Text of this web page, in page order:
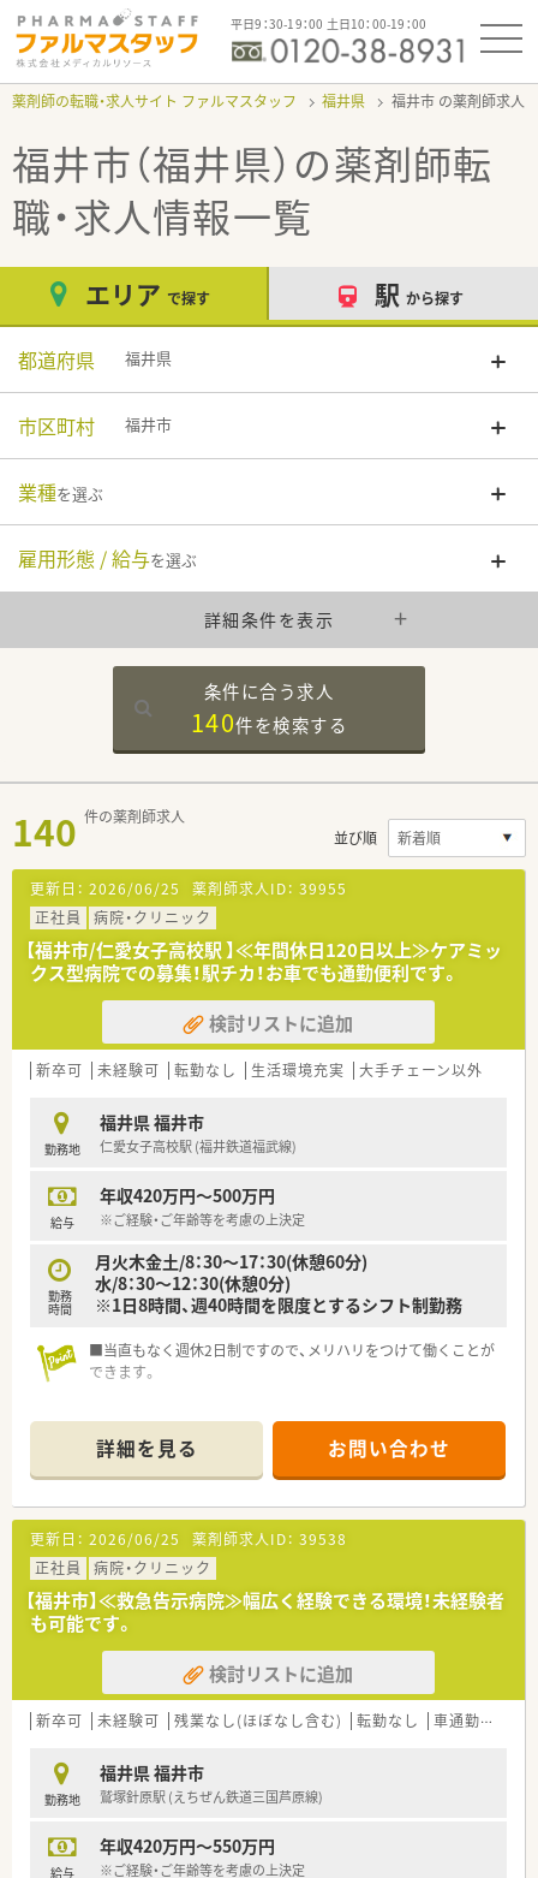
平日9：30-19：00 土日10：00-19：00
薬剤師の転職・求人サイト ファルマスタッフ 福井県 福井市
福井市（福井県） の薬剤師転
職・求人情報一覧
エリア で探す 駅 から探す
都道府県 福井県
市区町村 福井市
業種を選ぶ
雇用形態 / 給与を選ぶ
詳細条件を表示
条件に合う求人
140件を検索する
140 件の薬剤師求人
並び順
更新日： 2026/06/25 薬剤師求人ID： 39955
正社員
病院・クリニック
【福井市/仁愛女子高校駅 】≪年間休日120日以上≫ケアミッ
クス型病院での募集！駅チカ！お車でも通勤便利です。
検討リストに追加
新卒可 未経験可 転勤なし 生活環境充実 大手チェーン以外
勤務地
福井県 福井市
仁愛女子高校駅 (福井鉄道福武線)
給与
年収420万円～500万円
※ご経験・ご年齢等を考慮の上決定
勤務
時間
月火木金土/8：30～17：30(休憩60分)
水/8：30～12：30(休憩0分)
※1日8時間、週40時間を限度とするシフト制勤務
■当直もなく週休2日制ですので、メリハリをつけて働くことが
できます。
詳細を見る お問い合わせ
更新日： 2026/06/25 薬剤師求人ID： 39538
正社員
病院・クリニック
【福井市】≪救急告示病院≫幅広く経験できる環境！未経験者
も可能です。
検討リストに追加
新卒可 未経験可 残業なし(ほぼなし含む) 転勤なし 車通勤可
勤務地
福井県 福井市
鷲塚針原駅 (えちぜん鉄道三国芦原線)
給与
年収420万円～550万円
※ご経験・ご年齢等を考慮の上決定